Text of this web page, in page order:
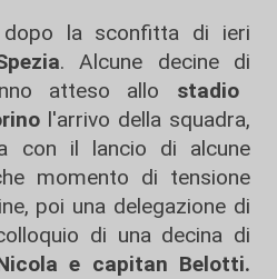
la sconfitta di ieri
. Alcune decine di
atteso allo stadio
l'arrivo della squadra,
con il lancio di alcune
momento di tensione
poi una delegazione di
di una decina di
e capitan Belotti.